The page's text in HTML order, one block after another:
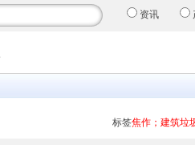
资讯
标签焦作；建筑垃